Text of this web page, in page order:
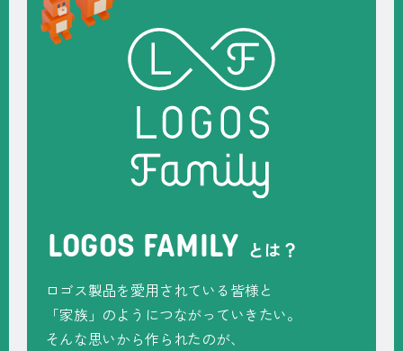
LOGOS FAMILY とは？
ロゴス製品を愛用されている皆様と
「家族」のようにつながっていきたい。
そんな思いから作られたのが、